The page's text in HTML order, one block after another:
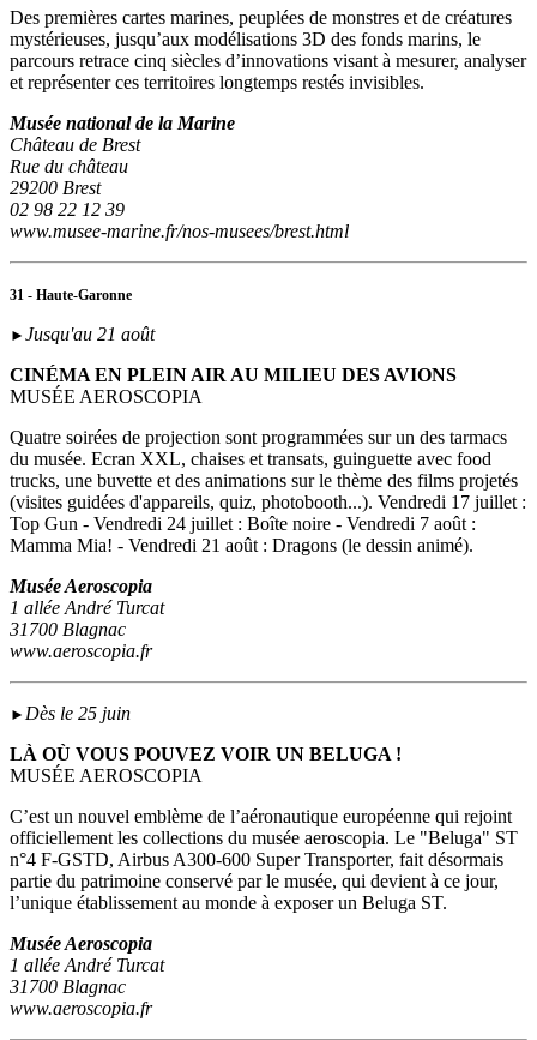
Des premières cartes marines, peuplées de monstres et de créatures
mystérieuses, jusqu’aux modélisations 3D des fonds marins, le
parcours retrace cinq siècles d’innovations visant à mesurer, analyser
et représenter ces territoires longtemps restés invisibles.
Musée national de la Marine
Château de Brest
Rue du château
29200 Brest
02 98 22 12 39
www.musee-marine.fr/nos-musees/brest.html
31 - Haute-Garonne
► Jusqu'au 21 août
CINÉMA EN PLEIN AIR AU MILIEU DES AVIONS
MUSÉE AEROSCOPIA
Quatre soirées de projection sont programmées sur un des tarmacs
du musée. Ecran XXL, chaises et transats, guinguette avec food
trucks, une buvette et des animations sur le thème des films projetés
(visites guidées d'appareils, quiz, photobooth...). Vendredi 17 juillet :
Top Gun - Vendredi 24 juillet : Boîte noire - Vendredi 7 août :
Mamma Mia! - Vendredi 21 août : Dragons (le dessin animé).
Musée Aeroscopia
1 allée André Turcat
31700 Blagnac
www.aeroscopia.fr
► Dès le 25 juin
LÀ OÙ VOUS POUVEZ VOIR UN BELUGA !
MUSÉE AEROSCOPIA
C’est un nouvel emblème de l’aéronautique européenne qui rejoint
officiellement les collections du musée aeroscopia. Le "Beluga" ST
n°4 F-GSTD, Airbus A300-600 Super Transporter, fait désormais
partie du patrimoine conservé par le musée, qui devient à ce jour,
l’unique établissement au monde à exposer un Beluga ST.
Musée Aeroscopia
1 allée André Turcat
31700 Blagnac
www.aeroscopia.fr